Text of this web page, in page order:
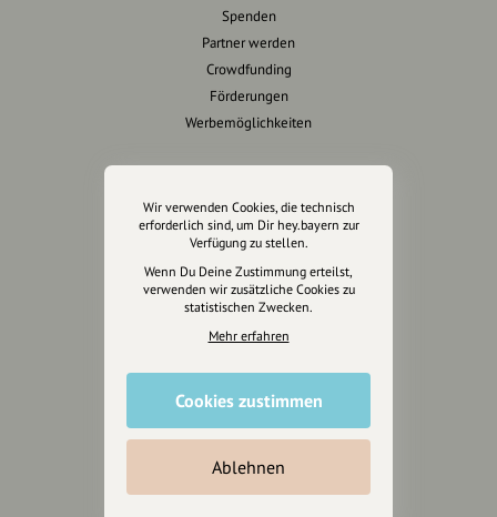
Spenden
Partner werden
Crowdfunding
Förderungen
Werbemöglichkeiten
Impressum
Datenschutz
AGB
Cookies zurücksetzen
Mediakit
Wir verwenden Cookies, die technisch
erforderlich sind, um Dir hey.bayern zur
Verfügung zu stellen.
Wenn Du Deine Zustimmung erteilst,
verwenden wir zusätzliche Cookies zu
statistischen Zwecken.
Mehr erfahren
Cookies zustimmen
Ablehnen